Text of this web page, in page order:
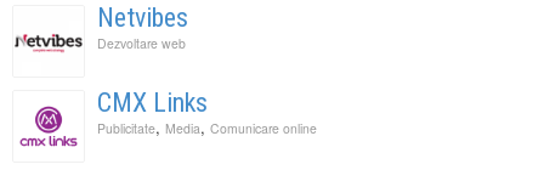
Netvibes
Dezvoltare web
CMX Links
Publicitate, Media, Comunicare online